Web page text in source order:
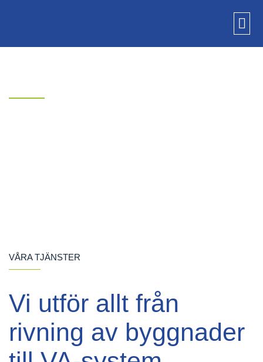
VÅRA TJÄNSTER
Vi utför allt från
rivning av byggnader